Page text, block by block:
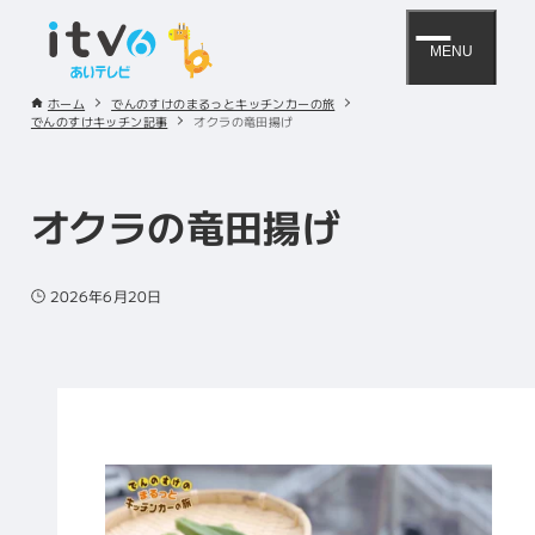
MENU
ホーム
でんのすけのまるっとキッチンカーの旅
でんのすけキッチン記事
オクラの竜田揚げ
オクラの竜田揚げ
2026年6月20日